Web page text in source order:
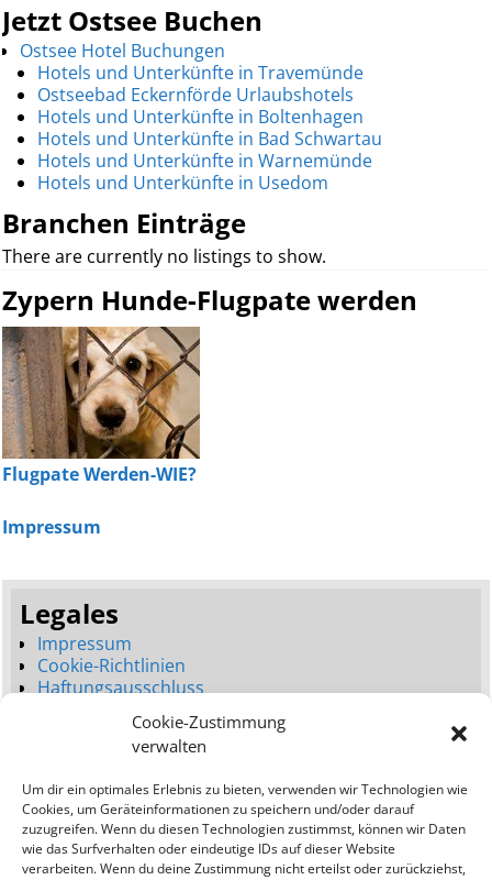
Cookie-Zustimmung
verwalten
Um dir ein optimales Erlebnis zu bieten, verwenden wir Technologien wie
Cookies, um Geräteinformationen zu speichern und/oder darauf
zuzugreifen. Wenn du diesen Technologien zustimmst, können wir Daten
wie das Surfverhalten oder eindeutige IDs auf dieser Website
verarbeiten. Wenn du deine Zustimmung nicht erteilst oder zurückziehst,
Jetzt Ostsee Buchen
Ostsee Hotel Buchungen
Hotels und Unterkünfte in Travemünde
Ostseebad Eckernförde Urlaubshotels
Hotels und Unterkünfte in Boltenhagen
Hotels und Unterkünfte in Bad Schwartau
Hotels und Unterkünfte in Warnemünde
Hotels und Unterkünfte in Usedom
Branchen Einträge
There are currently no listings to show.
Zypern Hunde-Flugpate werden
Flugpate Werden-WIE?
Impressum
Legales
Impressum
Cookie-Richtlinien
Haftungsausschluss
Datenschutzerklärung
Seitenbaum
Neues Webdesign (Launch)
Webdesign Umgestaltung (Relaunch)
Bessere Platzierungen (SEO)